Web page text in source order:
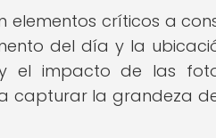
elementos críticos a
del día y la
el impacto de las
capturar la grandeza